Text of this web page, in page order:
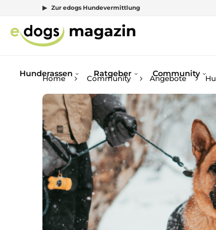
▶ Zur edogs Hundevermittlung
Hunderassen Ratgeber Community
Home Community Angebote